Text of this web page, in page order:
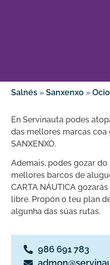
Salnés »Sanxenxo »
En Servinauta podes
das mellores marcas coa
SANXENXO.
Ademais, podes gozar
mellores barcos de
CARTA NÁUTICA
libre. Propón o teu plan
algunha das súas rutas.
986 691 783